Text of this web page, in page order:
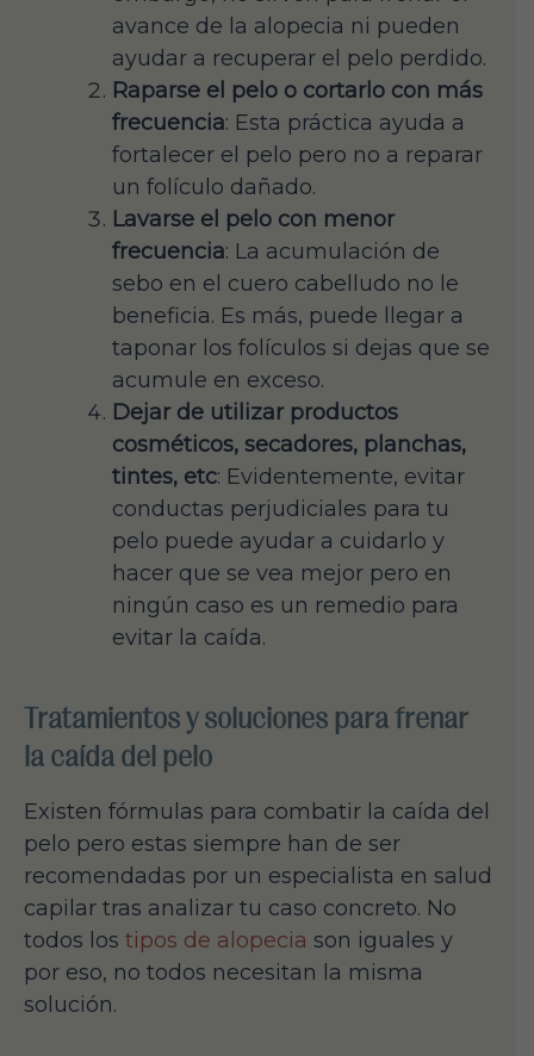
avance de la alopecia ni pueden
ayudar a recuperar el pelo perdido.
Raparse el pelo o cortarlo con más
frecuencia: Esta práctica ayuda a
fortalecer el pelo pero no a reparar
un folículo dañado.
Lavarse el pelo con menor
frecuencia: La acumulación de
sebo en el cuero cabelludo no le
beneficia. Es más, puede llegar a
taponar los folículos si dejas que se
acumule en exceso.
Dejar de utilizar productos
cosméticos, secadores, planchas,
tintes, etc: Evidentemente, evitar
conductas perjudiciales para tu
pelo puede ayudar a cuidarlo y
hacer que se vea mejor pero en
ningún caso es un remedio para
evitar la caída.
Tratamientos y soluciones para frenar
la caída del pelo
Existen fórmulas para combatir la caída del
pelo pero estas siempre han de ser
recomendadas por un especialista en salud
capilar tras analizar tu caso concreto. No
todos los tipos de alopecia son iguales y
por eso, no todos necesitan la misma
solución.